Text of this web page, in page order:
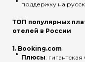
поддержку на
ТОП популярных
отелей в России
1. Booking.com
Плюсы: